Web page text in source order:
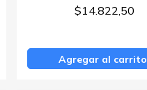
$14.822,50
Agregar al carrito